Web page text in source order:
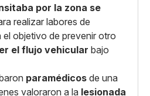
por la zona se
realizar labores de
objetivo de prevenir otro
el flujo vehicular bajo
paramédicos de una
valoraron a la lesionada